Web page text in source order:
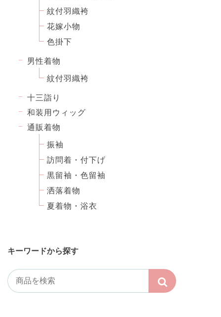
紋付羽織袴
花嫁小物
色掛下
男性着物
紋付羽織袴
十三詣り
和装用ウィッグ
通販着物
振袖
訪問着・付下げ
黒留袖・色留袖
洒落着物
夏着物・浴衣
キーワードから探す